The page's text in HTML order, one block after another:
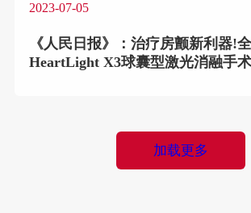
2023-07-05
《人民日报》：治疗房颤新利器!
HeartLight X3球囊型激光消融手
加载更多